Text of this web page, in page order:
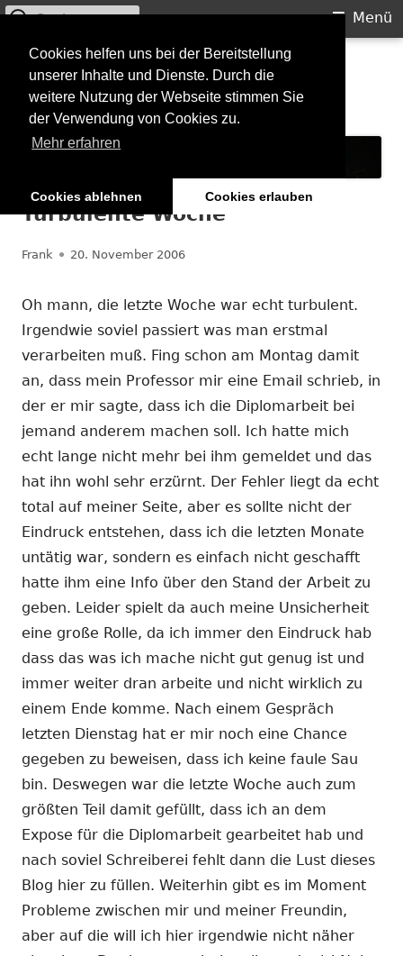
Cookies helfen uns bei der Bereitstellung
unserer Inhalte und Dienste. Durch die
weitere Nutzung der Webseite stimmen Sie
der Verwendung von Cookies zu.
Mehr erfahren
Cookies ablehnen Cookies erlauben
Springe
Inhalt
Starkilla
Konzertberichte und mehr
Primäres
Menü
Menü
Suchen
Turbulente Woche
Autor
Frank Veröffentlicht
20. November 2006
Oh mann, die letzte Woche war echt turbulent.
Irgendwie soviel passiert was man erstmal
verarbeiten muß. Fing schon am Montag damit
an, dass mein Professor mir eine Email schrieb, in
der er mir sagte, dass ich die Diplomarbeit bei
jemand anderem machen soll. Ich hatte mich
echt lange nicht mehr bei ihm gemeldet und das
hat ihn wohl sehr erzürnt. Der Fehler liegt da echt
total auf meiner Seite, aber es sollte nicht der
Eindruck entstehen, dass ich die letzten Monate
untätig war, sondern es einfach nicht geschafft
hatte ihm eine Info über den Stand der Arbeit zu
geben. Leider spielt da auch meine Unsicherheit
eine große Rolle, da ich immer den Eindruck hab
dass das was ich mache nicht gut genug ist und
immer weiter dran arbeite und nicht wirklich zu
einem Ende komme. Nach einem Gespräch
letzten Dienstag hat er mir noch eine Chance
gegeben zu beweisen, dass ich keine faule Sau
bin. Deswegen war die letzte Woche auch zum
größten Teil damit gefüllt, dass ich an dem
Expose für die Diplomarbeit gearbeitet hab und
nach soviel Schreiberei fehlt dann die Lust dieses
Blog hier zu füllen. Weiterhin gibt es im Moment
Probleme zwischen mir und meiner Freundin,
aber auf die will ich hier irgendwie nicht näher